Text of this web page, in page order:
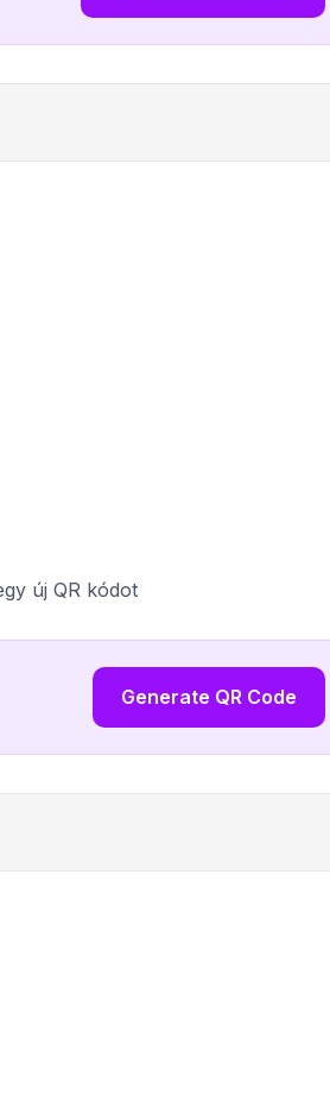
új QR kódot
Generate QR Code